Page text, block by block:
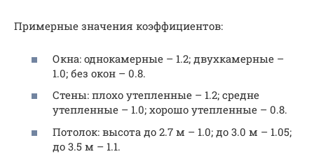
Примерные значения коэффициентов:
Окна: однокамерные – 1.2; двухкамерные –
1.0; без окон – 0.8.
Стены: плохо утепленные – 1.2; средне
утепленные – 1.0; хорошо утепленные – 0.8.
Потолок: высота до 2.7 м – 1.0; до 3.0 м – 1.05;
до 3.5 м – 1.1.